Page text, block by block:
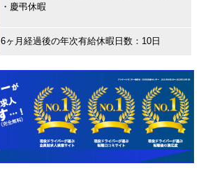
・慶弔休暇
6ヶ月経過後の年次有給休暇日数：10日